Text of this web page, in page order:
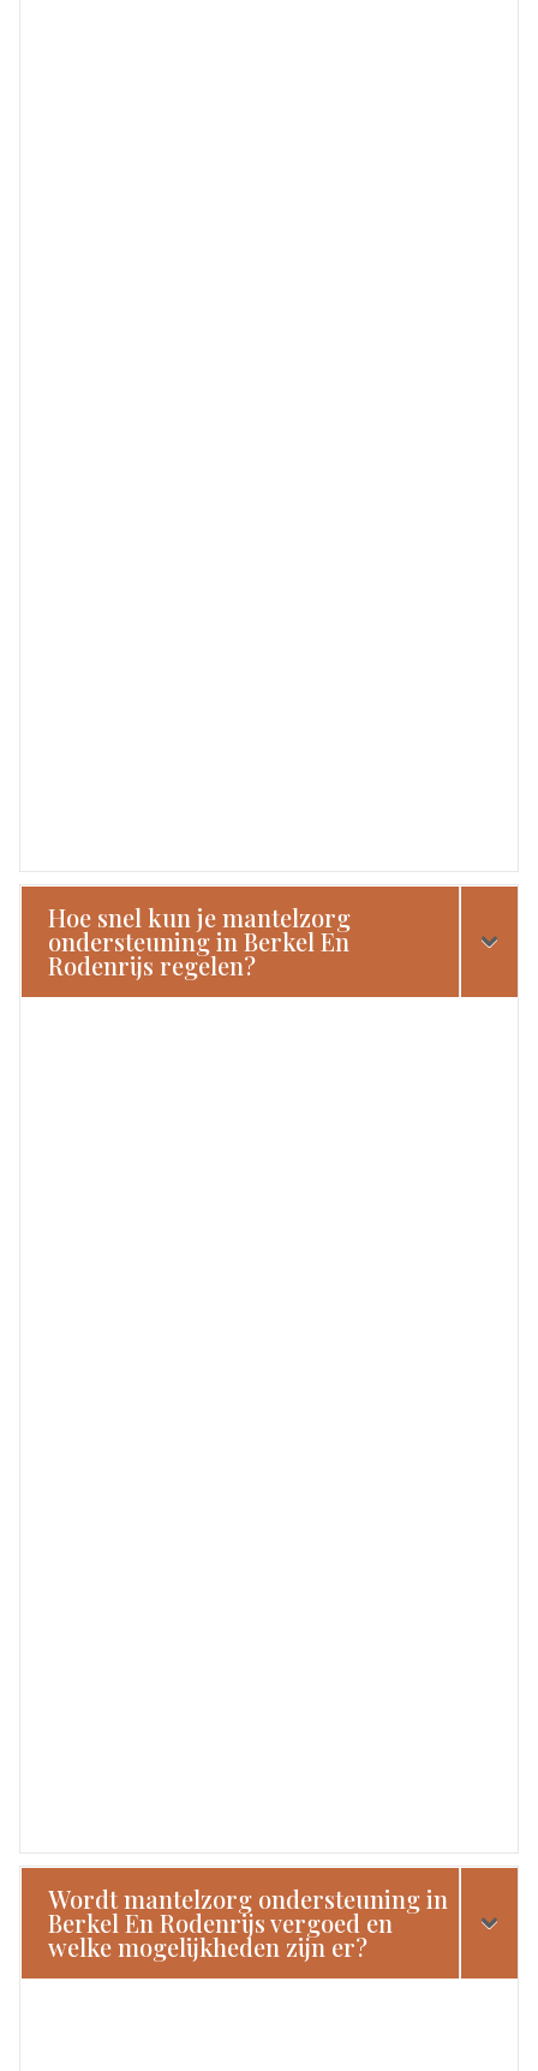
Hoe snel kun je mantelzorg
ondersteuning in Berkel En
Rodenrijs regelen?
Wordt mantelzorg ondersteuning in
Berkel En Rodenrijs vergoed en
welke mogelijkheden zijn er?